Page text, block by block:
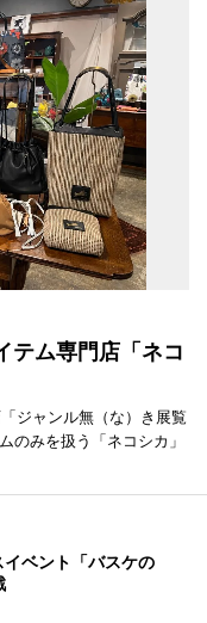
テム専門店「ネコ
ジャンル無（な）き展覧
のみを扱う「ネコシカ」
ベント「バスケの